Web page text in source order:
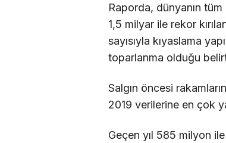
Raporda, dünyanın
1,5 milyar ile rekor
sayısıyla kıyaslama
toparlanma olduğu
Salgın öncesi
2019 verilerine en çok
Geçen yıl 585 milyon